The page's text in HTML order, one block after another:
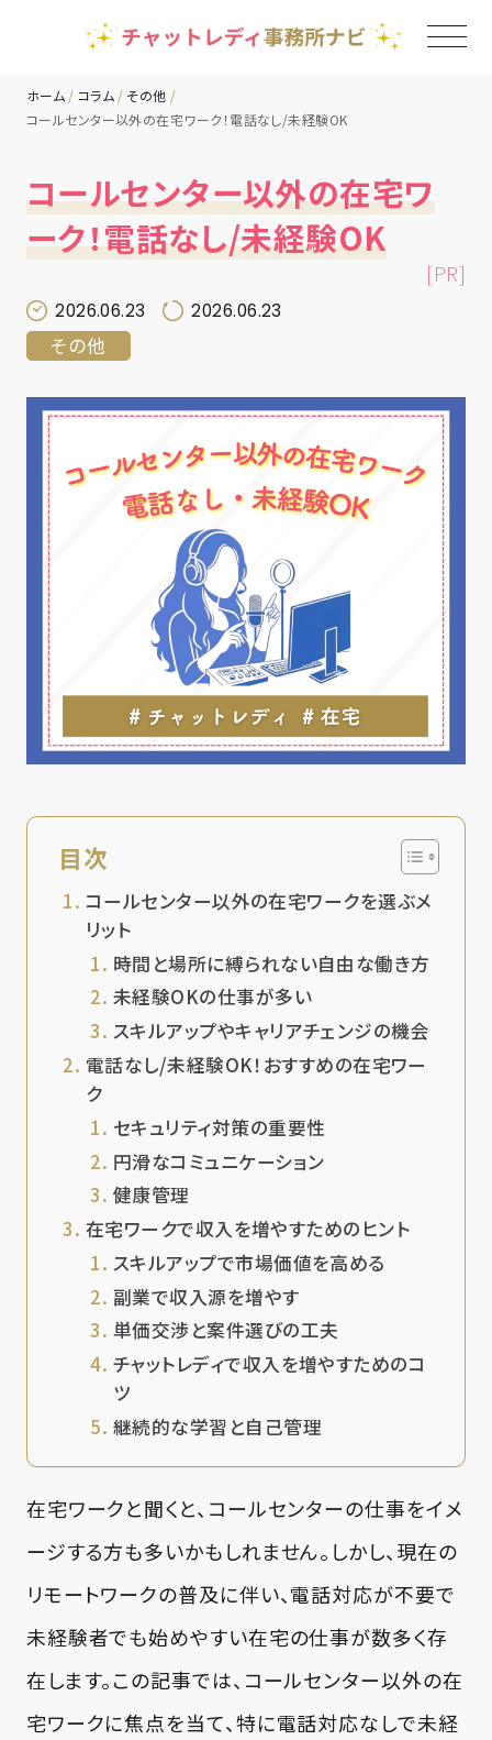
チャットレディ事務所一覧
コラム
ホーム コラム
その他
コールセンター以外の在宅ワーク！電話なし/未経験OK
コールセンター以外の在宅ワ
ーク！電話なし/未経験OK
[PR]
2026.06.23 2026.06.23
その他
目次
コールセンター以外の在宅ワークを選ぶメ
リット
時間と場所に縛られない自由な働き方
未経験OKの仕事が多い
スキルアップやキャリアチェンジの機会
電話なし/未経験OK！おすすめの在宅ワー
ク
セキュリティ対策の重要性
円滑なコミュニケーション
健康管理
在宅ワークで収入を増やすためのヒント
スキルアップで市場価値を高める
副業で収入源を増やす
単価交渉と案件選びの工夫
チャットレディで収入を増やすためのコ
ツ
継続的な学習と自己管理
在宅ワークと聞くと、コールセンターの仕事をイメ
ージする方も多いかもしれません。しかし、現在の
リモートワークの普及に伴い、電話対応が不要で
未経験者でも始めやすい在宅の仕事が数多く存
在します。この記事では、コールセンター以外の在
宅ワークに焦点を当て、特に電話対応なしで未経